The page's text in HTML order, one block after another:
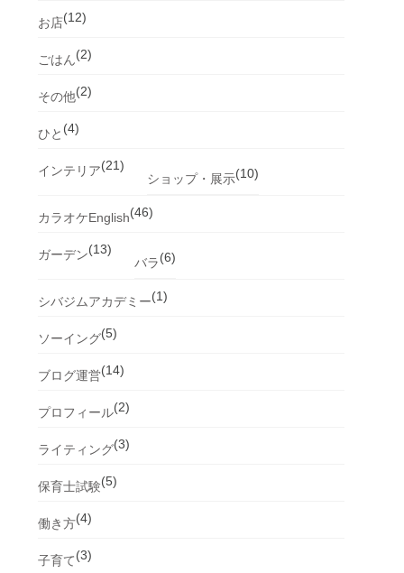
お店(12)
ごはん(2)
その他(2)
ひと (4)
インテリア(21)
ショップ・展示(10)
カラオケEnglish(46)
ガーデン(13)
バラ(6)
シバジムアカデミー(1)
ソーイング(5)
ブログ運営(14)
プロフィール(2)
ライティング(3)
保育士試験(5)
働き方(4)
子育て(3)